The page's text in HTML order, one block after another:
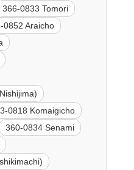
366-0833 Tomori
0852 Araicho
0818 Komaigicho
360-0834 Senami